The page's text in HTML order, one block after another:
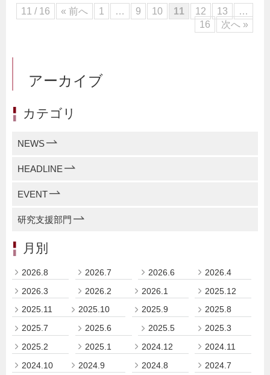
11 / 16 « 前へ 1 … 9 10 11 12 13
…
16
次へ »
アーカイブ
カテゴリ
NEWS
HEADLINE
EVENT
研究支援部門
月別
2026.8 2026.7 2026.6
2026.4
2026.3
2026.2 2026.1
2025.12
2025.11
2025.10 2025.9
2025.8
2025.7
2025.6 2025.5
2025.3
2025.2
2025.1 2024.12
2024.11
2024.10
2024.9 2024.8
2024.7